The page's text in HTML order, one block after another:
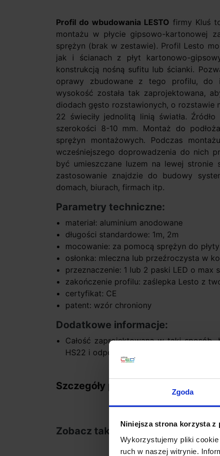
Zgoda
Niniejsza strona korzysta z
Wykorzystujemy pliki
ruch w naszej witrynie.
Profil do wbudowania LESTO firmy Kluś
montażu w płycie gipsowo-kartonowej
sprężyn (brak w zestawie). Profil Lesto
jak i ścianach z płyt kartonowo-
konstrukcją nośną sufitu lub ścianki.
oprawy zbudowane z tego profilu, do
wysokość została tak zaprojektowana,
diodach gęsto rozstawionych, o rozstawie
22 świeciły jednolitą linią światła.
szerokości 8-10 mm. Montaż do
sprężyn montażowych. Podczas
wcześniejszego doprowadzenia do nich
być umieszczane luzem na lewej
zastosowanie znajdzie do budowy
domach, biurach, firmach itp.
Parametry techniczne:
materiał: aluminium anodowane
długości standardowe: 1m, 2m
mocowanie: za pomocą sprężyn do
osłonka: mleczna lub przeźroczysta w
przeznaczenie: 1 lub 2 paski LED o max
zakończenie profilu: zaślepka Lesto z
certyfikat: CE
patent: wzór chroniony
Dodatkowe informacje:
Całość zaprojektowana w taki
HS22 i odpowiednią taśmą LED dawał
Szczegóły produktu
Zobacz także